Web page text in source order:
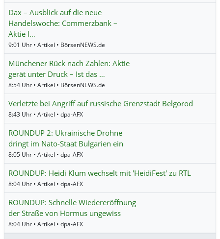
Dax – Ausblick auf die neue
Handelswoche: Commerzbank –
Aktie l…
9:01 Uhr • Artikel • BörsenNEWS.de
Münchener Rück nach Zahlen: Aktie
gerät unter Druck – Ist das …
8:54 Uhr • Artikel • BörsenNEWS.de
Verletzte bei Angriff auf russische Grenzstadt Belgorod
8:43 Uhr • Artikel • dpa-AFX
ROUNDUP 2: Ukrainische Drohne
dringt im Nato-Staat Bulgarien ein
8:05 Uhr • Artikel • dpa-AFX
ROUNDUP: Heidi Klum wechselt mit 'HeidiFest' zu RTL
8:04 Uhr • Artikel • dpa-AFX
ROUNDUP: Schnelle Wiedereröffnung
der Straße von Hormus ungewiss
8:04 Uhr • Artikel • dpa-AFX